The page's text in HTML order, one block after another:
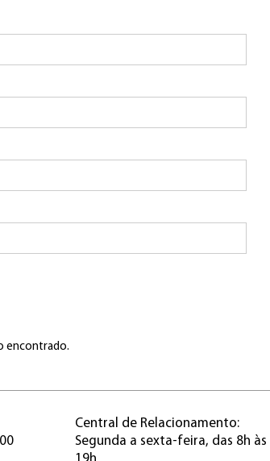
encontrado.
Central de Relacionamento:
Segunda a sexta-feira, das 8h às